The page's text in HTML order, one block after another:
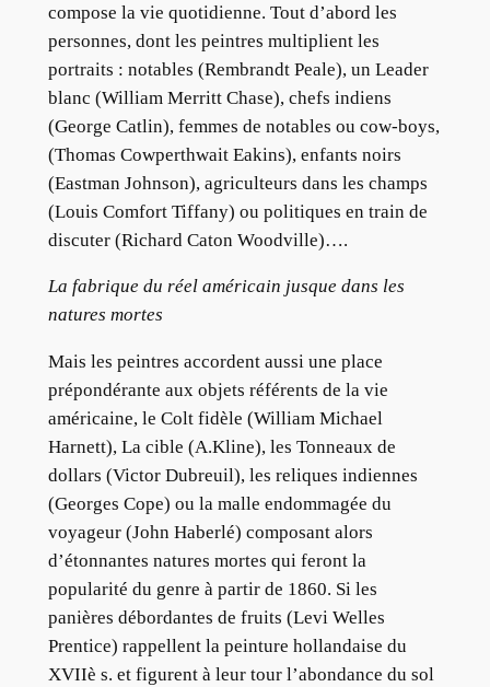
compose la vie quotidienne. Tout d’abord les
personnes, dont les peintres multiplient les
portraits : notables (Rembrandt Peale), un Leader
blanc (William Merritt Chase), chefs indiens
(George Catlin), femmes de notables ou cow-boys,
(Thomas Cowperthwait Eakins), enfants noirs
(Eastman Johnson), agriculteurs dans les champs
(Louis Comfort Tiffany) ou politiques en train de
discuter (Richard Caton Woodville)….
La fabrique du réel américain jusque dans les
natures mortes
Mais les peintres accordent aussi une place
prépondérante aux objets référents de la vie
américaine, le Colt fidèle (William Michael
Harnett), La cible (A.Kline), les Tonneaux de
dollars (Victor Dubreuil), les reliques indiennes
(Georges Cope) ou la malle endommagée du
voyageur (John Haberlé) composant alors
d’étonnantes natures mortes qui feront la
popularité du genre à partir de 1860. Si les
panières débordantes de fruits (Levi Welles
Prentice) rappellent la peinture hollandaise du
XVIIè s. et figurent à leur tour l’abondance du sol